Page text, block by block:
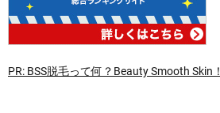
PR: BSS脱毛って何？Beauty Smooth Skin！